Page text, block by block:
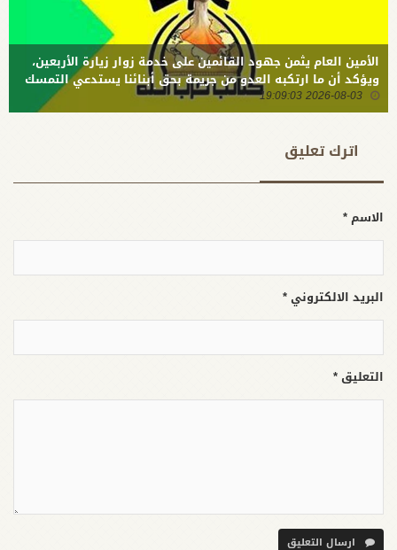
الأمين العام يثمن جهود القائمين على خدمة زوار زيارة الأربعين،
ويؤكد أن ما ارتكبه العدو من جريمة بحق أبنائنا يستدعي التمسك
بالسلاح وتطويره لردع كل من يريد بنا شراً
2026-08-03 19:09:03
اترك تعلیق
الاسم *
البريد الالكتروني *
التعليق *
ارسال التعليق